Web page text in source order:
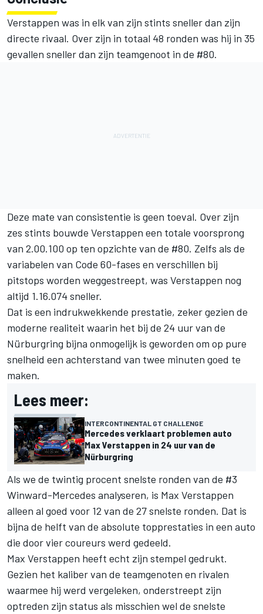
Verstappen was in elk van zijn stints sneller dan zijn
directe rivaal. Over zijn in totaal 48 ronden was hij in 35
gevallen sneller dan zijn teamgenoot in de #80.
Deze mate van consistentie is geen toeval. Over zijn
zes stints bouwde Verstappen een totale voorsprong
van 2.00.100 op ten opzichte van de #80. Zelfs als de
variabelen van Code 60-fases en verschillen bij
pitstops worden weggestreept, was Verstappen nog
altijd 1.16.074 sneller.
Dat is een indrukwekkende prestatie, zeker gezien de
moderne realiteit waarin het bij de 24 uur van de
Nürburgring bijna onmogelijk is geworden om op pure
snelheid een achterstand van twee minuten goed te
maken.
Lees meer:
INTERCONTINENTAL GT CHALLENGE
Mercedes verklaart problemen auto
Max Verstappen in 24 uur van de
Nürburgring
Als we de twintig procent snelste ronden van de #3
Winward-Mercedes analyseren, is Max Verstappen
alleen al goed voor 12 van de 27 snelste ronden. Dat is
bijna de helft van de absolute topprestaties in een auto
die door vier coureurs werd gedeeld.
Max Verstappen heeft echt zijn stempel gedrukt.
Gezien het kaliber van de teamgenoten en rivalen
waarmee hij werd vergeleken, onderstreept zijn
optreden zijn status als misschien wel de snelste